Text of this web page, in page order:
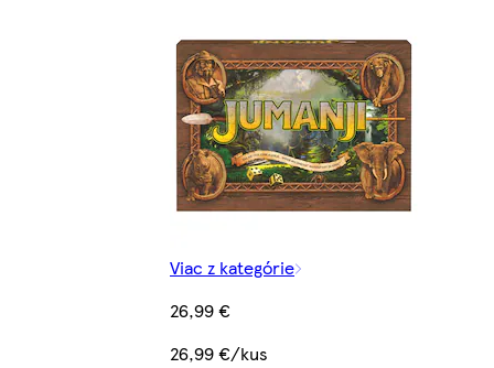
Viac z kategórie
26,99 €
26,99 €/kus